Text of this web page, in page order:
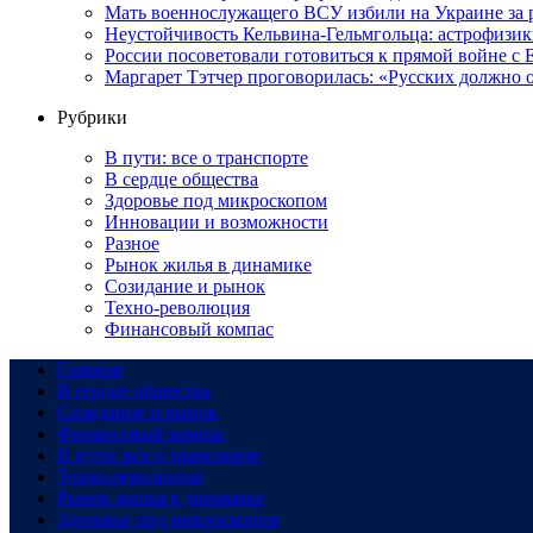
Мать военнослужащего ВСУ избили на Украине за
Неустойчивость Кельвина-Гельмгольца:
России посоветовали готовиться к прямой войне с
Маргарет Тэтчер проговорилась: «Русских
Рубрики
В пути: все о транспорте
В сердце общества
Здоровье под микроскопом
Инновации и возможности
Разное
Рынок жилья в динамике
Созидание и рынок
Техно-революция
Финансовый компас
Главная
В сердце общества
Созидание и рынок
Финансовый компас
В пути: все о транспорте
Техно-революция
Рынок жилья в динамике
Здоровье под микроскопом